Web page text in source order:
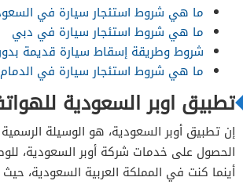
ما هي شروط استئجار سيارة في
ما هي شروط استئجار سيارة في دبي
شروط وطريقة إسقاط سيارة قديمة
ما هي شروط استئجار سيارة في الدمام
تطبيق اوبر السعودية
إن تطبيق أوبر السعودية، هو الوسيلة
الحصول على خدمات شركة أوبر السعودية،
أينما كنت في المملكة العربية السعودية،